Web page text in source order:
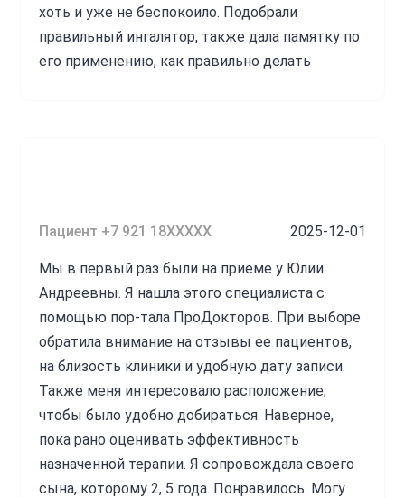
хоть и уже не беспокоило. Подобрали
правильный ингалятор, также дала памятку по
его применению, как правильно делать
пневмония, сделали рентген и через 3 часа уже
нужен. Благодаря её точным рекомендациям
мы быстро справились с таким, на первый
взгляд, пугающим диагнозом. Также
рекомендации домашней физиотерапии тоже
даны и попить витамин. Низкий поклон, что
мы нашли данного врача рядом с домом, у
меня слёзы счастья, что есть такие
грамотные и ответственные специалисты.
Понравилось всё.
Пациент +7 921 18XXXXX 2025-12-01
Мы в первый раз были на приеме у Юлии
Андреевны. Я нашла этого специалиста с
помощью пор-тала ПроДокторов. При выборе
обратила внимание на отзывы ее пациентов,
на близость клиники и удобную дату записи.
Также меня интересовало расположение,
чтобы было удобно добираться. Наверное,
пока рано оценивать эффективность
назначенной терапии. Я сопровождала своего
сына, которому 2, 5 года. Понравилось. Могу